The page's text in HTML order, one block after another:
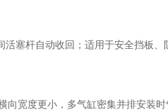
塞杆自动收回；适用于安全挡板
宽度更小，多气缸密集并排安装